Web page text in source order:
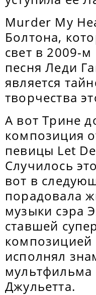
Murder My
Болтона,
свет в 2009-м
песня Леди
является
творчества
А вот Трине
композиция
певицы Let
Случилось
вот в
порадовала
музыки сэра
ставшей
композицией
исполнял
Джульетта.